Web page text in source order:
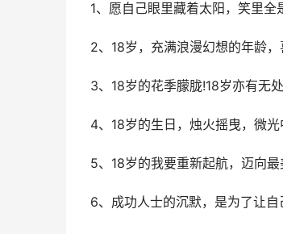
1、愿自己眼里藏着太阳，笑里全
2、18岁，充满浪漫幻想的年龄
3、18岁的花季朦胧!18岁亦有无
4、18岁的生日，烛火摇曳，微光
5、18岁的我要重新起航，迈向最
6、成功人士的沉默，是为了让